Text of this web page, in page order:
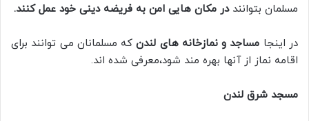
مسلمان بتواننددر مکان هایی امن به فریضه دینی خود عمل کنند.
در اینجا مساجد و نمازخانه های لندنکه مسلمانان می توانند برای
اقامه نماز از آنها بهره مند شود،معرفی شده اند.
مسجد شرق لندن